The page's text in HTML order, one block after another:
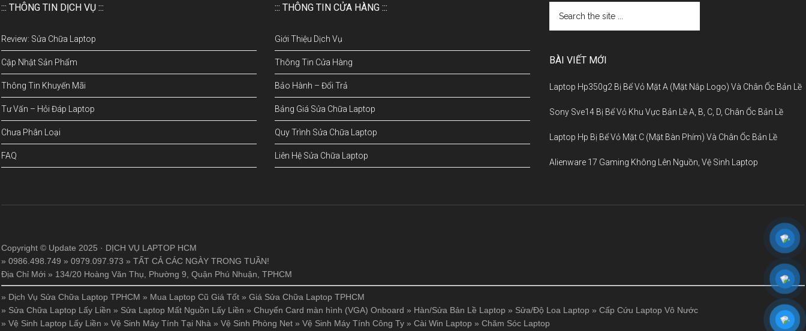
::: THÔNG TIN DỊCH VỤ :::
Review: Sửa Chữa Laptop
Cập Nhật Sản Phẩm
Thông Tin Khuyến Mãi
Tư Vấn – Hỏi Đáp Laptop
Chưa Phân Loại
FAQ
::: THÔNG TIN CỬA HÀNG :::
Giới Thiệu Dịch Vụ
Thông Tin Cửa Hàng
Bảo Hành – Đổi Trả
Bảng Giá Sửa Chữa Laptop
Quy Trình Sửa Chữa Laptop
Liên Hệ Sửa Chữa Laptop
BÀI VIẾT MỚI
Laptop Hp350g2 Bị Bể Vỏ Mặt A (Mặt Nắp Logo) Và Chân Ốc Bản Lề
Sony Sve14 Bị Bể Vỏ Khu Vực Bản Lề A, B, C, D, Chân Ốc Bản Lề
Laptop Hp Bị Bể Vỏ Mặt C (Mặt Bàn Phím) Và Chân Ốc Bản Lề
Alienware 17 Gaming Không Lên Nguồn, Vệ Sinh Laptop
Copyright © Update 2025 · DỊCH VỤ LAPTOP HCM
» 0986.498.749 » 0979.097.973 » TẤT CẢ CÁC NGÀY TRONG TUẦN!
Địa Chỉ Mới » 134/20 Hoàng Văn Thụ, Phường 9, Quận Phú Nhuận, TPHCM
» Dịch Vụ Sửa Chữa Laptop TPHCM » Mua Laptop Cũ Giá Tốt » Giá Sửa Chữa Laptop TPHCM
» Sửa Chữa Laptop Lấy Liền » Sửa Laptop Mất Nguồn Lấy Liền » Chuyển Card màn hình (VGA) Onboard » Hàn/Sửa Bản Lề Laptop » Sửa/Độ Loa Laptop » Cấp Cứu Laptop Vô Nước
» Vệ Sinh Laptop Lấy Liền » Vệ Sinh Máy Tính Tại Nhà » Vệ Sinh Phòng Net » Vệ Sinh Máy Tính Công Ty » Cài Win Laptop » Chăm Sóc Laptop